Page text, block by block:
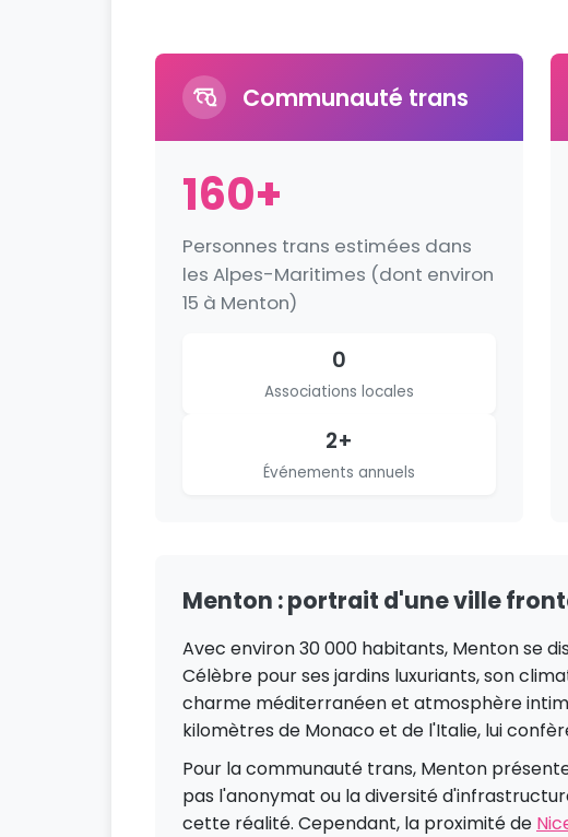
Communauté trans
160+
Personnes trans estimées dans
les Alpes-Maritimes (dont environ
15 à Menton)
0
Associations locales
2+
Événements annuels
Menton : portrait d'une ville
Avec environ 30 000 habitants, Menton se
Célèbre pour ses jardins luxuriants, son
charme méditerranéen et atmosphère
kilomètres de Monaco et de l'Italie, lui
Pour la communauté trans, Menton
pas l'anonymat ou la diversité
cette réalité. Cependant, la proximité de